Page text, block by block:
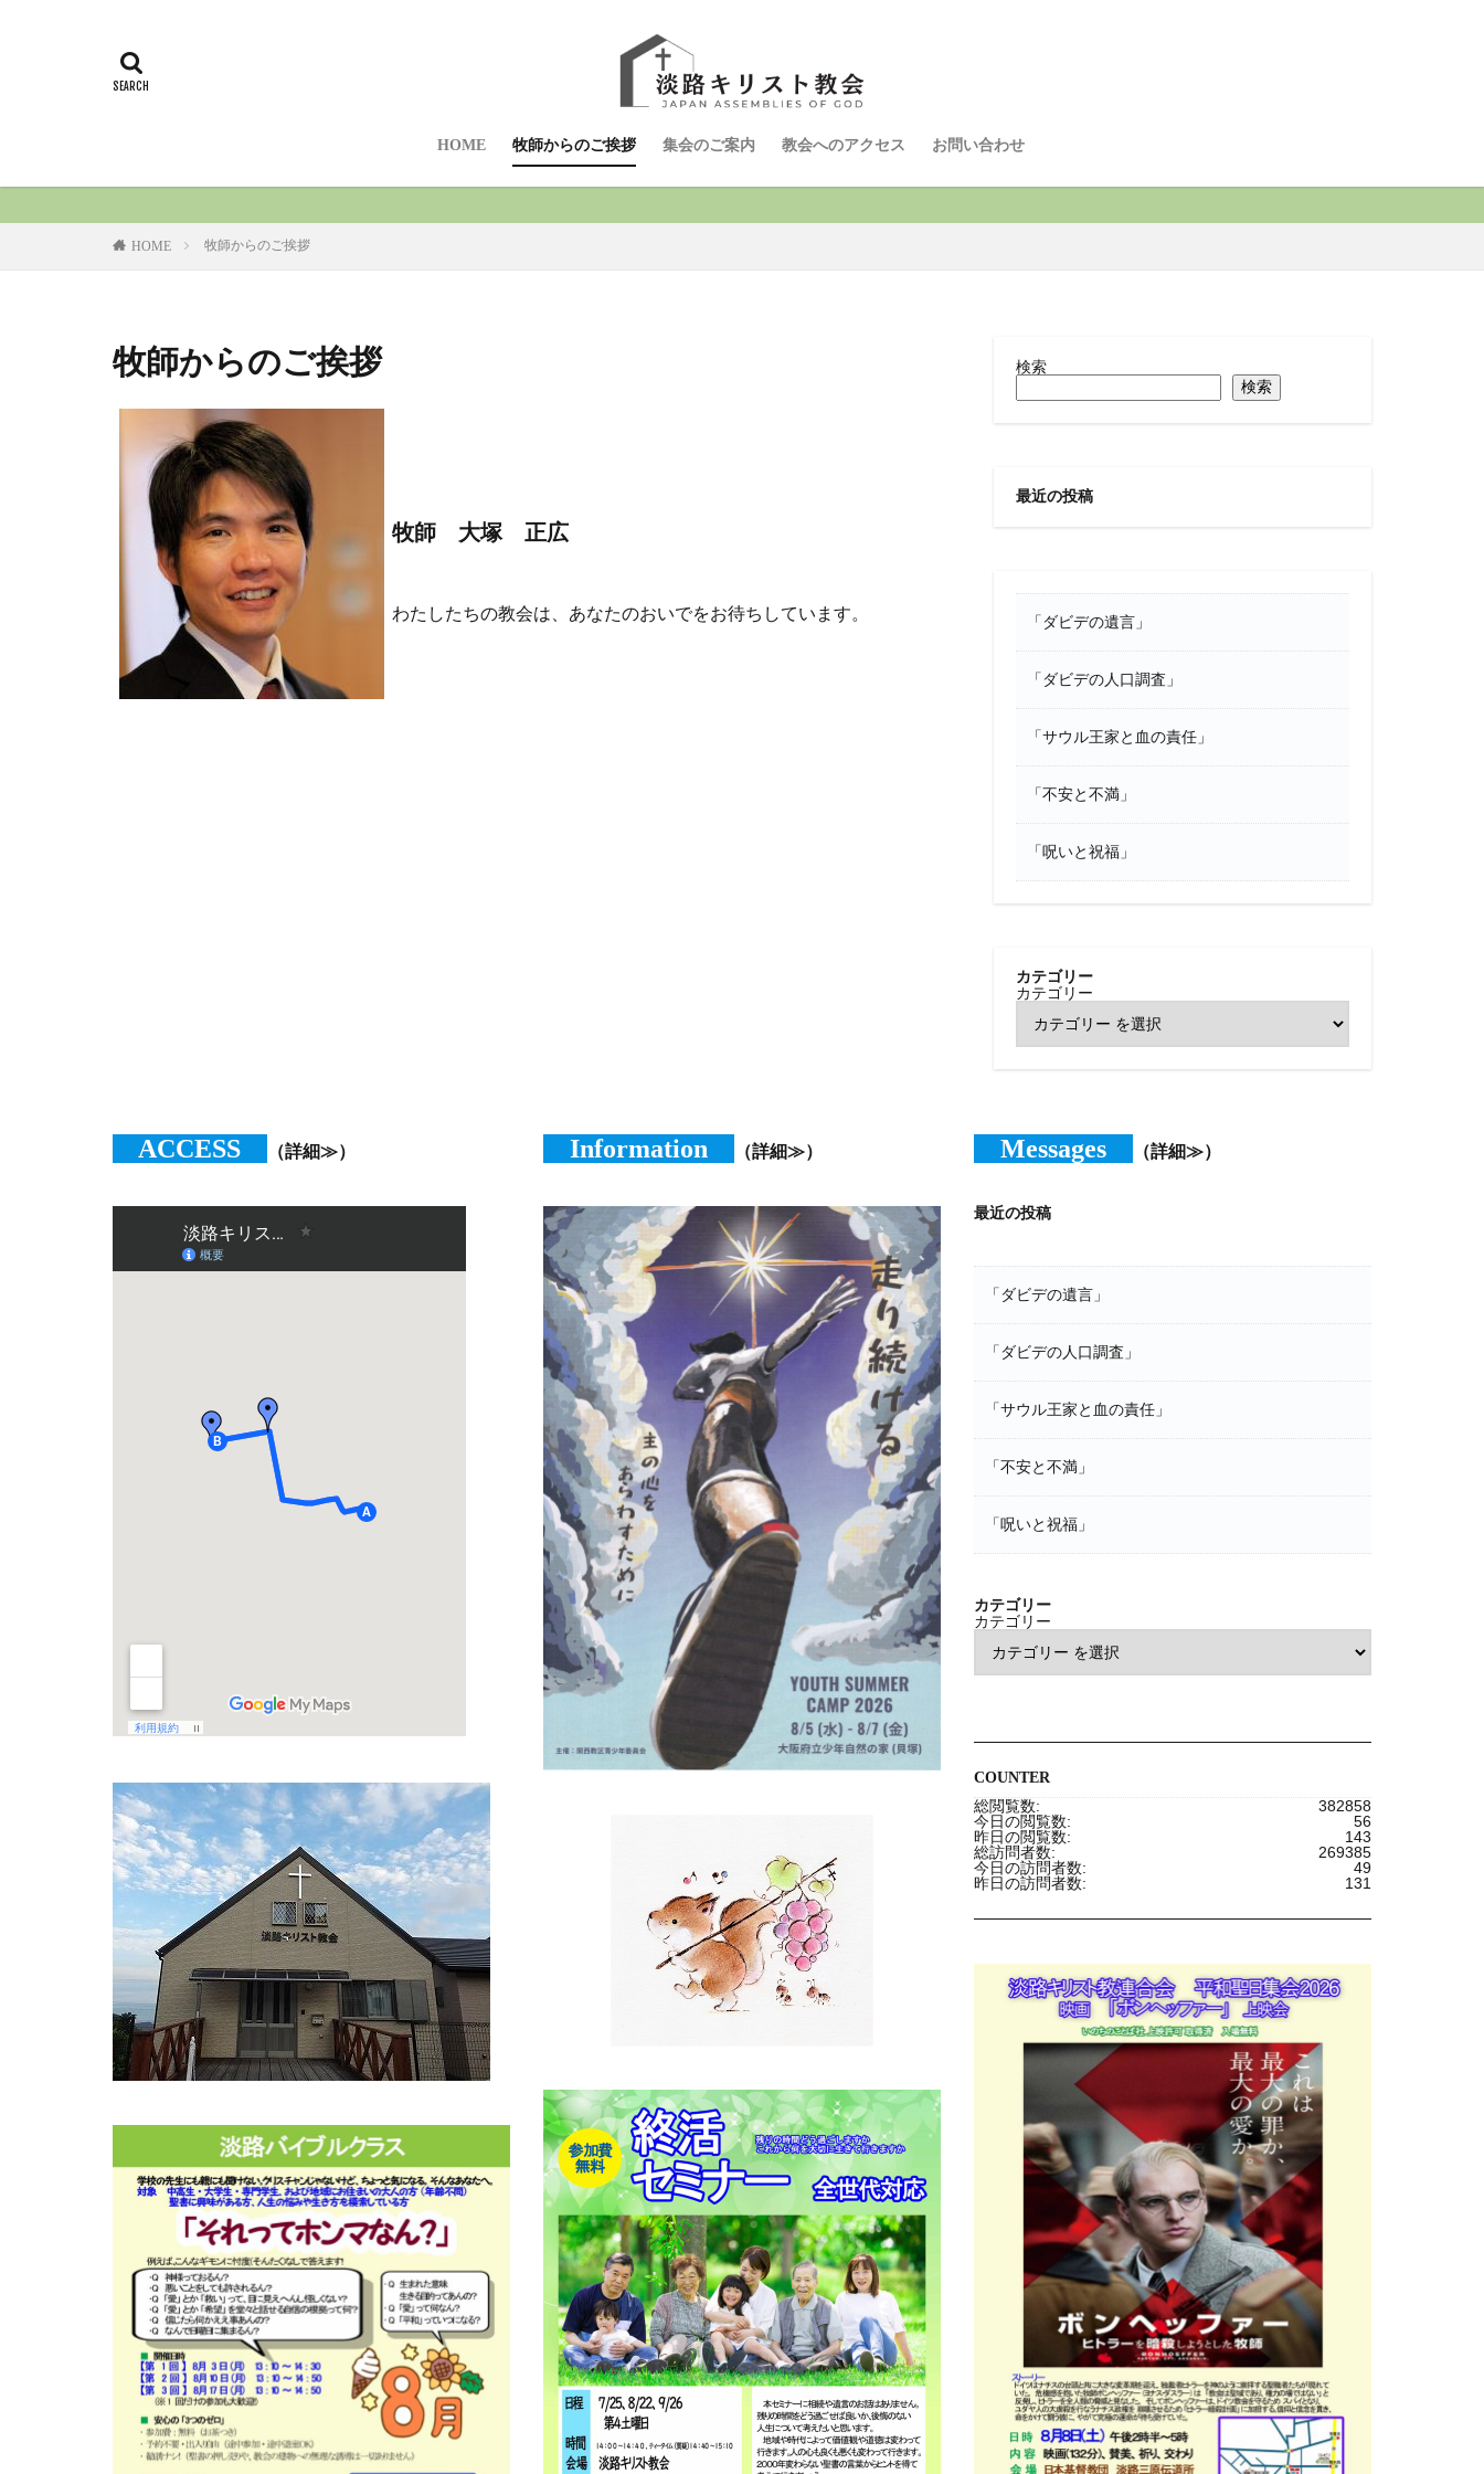
HOME 牧師からのご挨拶 集会のご案内 教会へのアクセス お問い合わせ
HOME 牧師からのご挨拶
牧師からのご挨拶
牧師 大塚 正広
わたしたちの教会は、あなたのおいでをお待ちしています。
検索
検索
最近の投稿
「ダビデの遺言」
「ダビデの人口調査」
「サウル王家と血の責任」
「不安と不満」
「呪いと祝福」
カテゴリー
カテゴリー
ACCESS （詳細≫） Information （詳細≫） Messages （詳細≫）
最近の投稿
「ダビデの遺言」
「ダビデの人口調査」
「サウル王家と血の責任」
「不安と不満」
「呪いと祝福」
カテゴリー
カテゴリー
COUNTER
382858
総閲覧数:
56
今日の閲覧数:
143
昨日の閲覧数:
269385
総訪問者数:
49
今日の訪問者数:
131
昨日の訪問者数: